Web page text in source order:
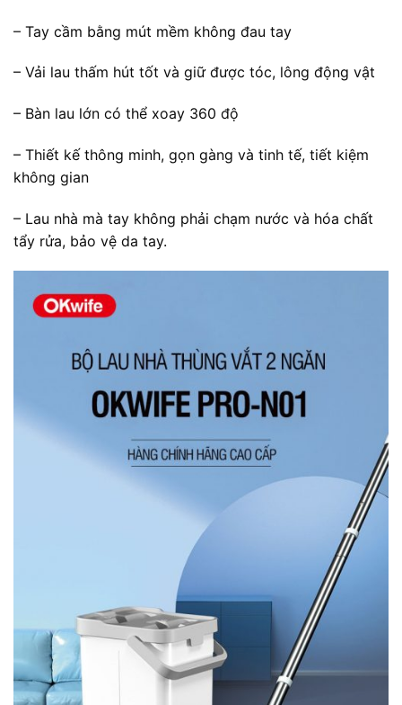
– Tay cầm bằng mút mềm không đau tay
– Vải lau thấm hút tốt và giữ được tóc, lông động vật
– Bàn lau lớn có thể xoay 360 độ
– Thiết kế thông minh, gọn gàng và tinh tế, tiết kiệm
không gian
– Lau nhà mà tay không phải chạm nước và hóa chất
tẩy rửa, bảo vệ da tay.